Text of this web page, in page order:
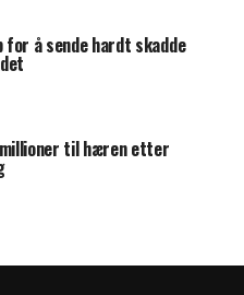
for å sende hardt skadde
til hæren etter